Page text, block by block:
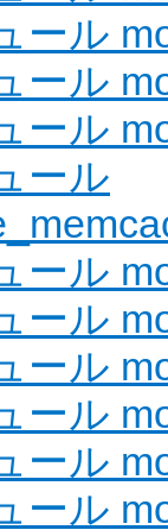
ール
ール
ール
ール
ール
ール
ール
ール
ール
ール